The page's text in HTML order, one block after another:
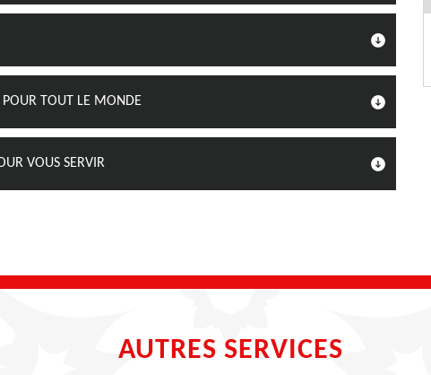
POUR TOUT LE MONDE
VOUS SERVIR
AUTRES SERVICES